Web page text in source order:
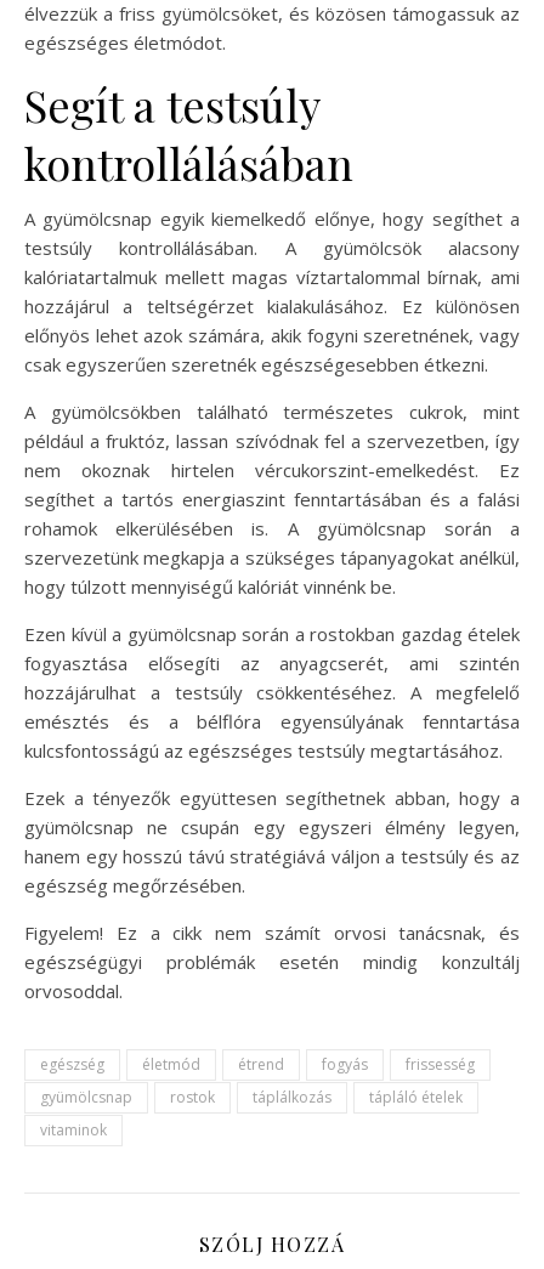
élvezzük a friss gyümölcsöket, és közösen támogassuk az
egészséges életmódot.
Segít a testsúly
kontrollálásában
A gyümölcsnap egyik kiemelkedő előnye, hogy segíthet a
testsúly kontrollálásában. A gyümölcsök alacsony
kalóriatartalmuk mellett magas víztartalommal bírnak, ami
hozzájárul a teltségérzet kialakulásához. Ez különösen
előnyös lehet azok számára, akik fogyni szeretnének, vagy
csak egyszerűen szeretnék egészségesebben étkezni.
A gyümölcsökben található természetes cukrok, mint
például a fruktóz, lassan szívódnak fel a szervezetben, így
nem okoznak hirtelen vércukorszint-emelkedést. Ez
segíthet a tartós energiaszint fenntartásában és a falási
rohamok elkerülésében is. A gyümölcsnap során a
szervezetünk megkapja a szükséges tápanyagokat anélkül,
hogy túlzott mennyiségű kalóriát vinnénk be.
Ezen kívül a gyümölcsnap során a rostokban gazdag ételek
fogyasztása elősegíti az anyagcserét, ami szintén
hozzájárulhat a testsúly csökkentéséhez. A megfelelő
emésztés és a bélflóra egyensúlyának fenntartása
kulcsfontosságú az egészséges testsúly megtartásához.
Ezek a tényezők együttesen segíthetnek abban, hogy a
gyümölcsnap ne csupán egy egyszeri élmény legyen,
hanem egy hosszú távú stratégiává váljon a testsúly és az
egészség megőrzésében.
Figyelem! Ez a cikk nem számít orvosi tanácsnak, és
egészségügyi problémák esetén mindig konzultálj
orvosoddal.
egészség életmód étrend fogyás
frissesség
gyümölcsnap
rostok táplálkozás
tápláló ételek
vitaminok
SZÓLJ HOZZÁ